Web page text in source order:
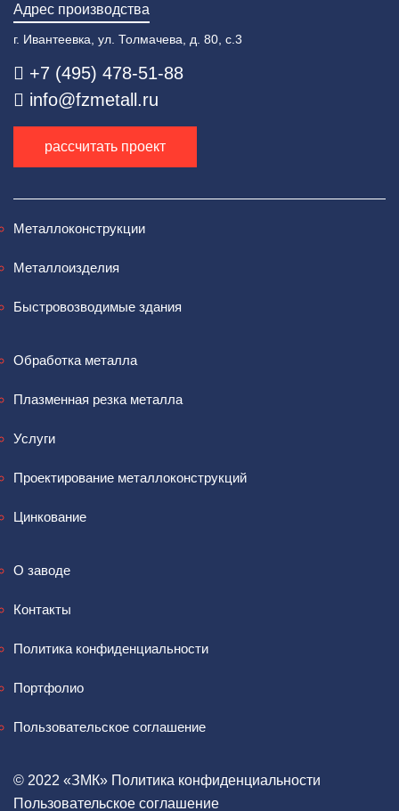
Адрес производства
г. Ивантеевка, ул. Толмачева, д. 80, с.3
+7 (495) 478-51-88
info@fzmetall.ru
рассчитать проект
Металлоконструкции
Металлоизделия
Быстровозводимые здания
Обработка металла
Плазменная резка металла
Услуги
Проектирование металлоконструкций
Цинкование
О заводе
Контакты
Политика конфиденциальности
Портфолио
Пользовательское соглашение
© 2022 «‎ЗМК»‎ Политика конфиденциальности
Пользовательское соглашение